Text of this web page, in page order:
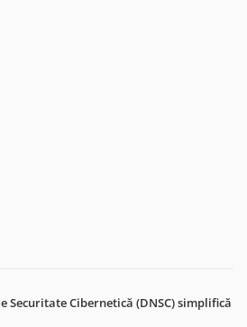
Cibernetică (DNSC) simplifică